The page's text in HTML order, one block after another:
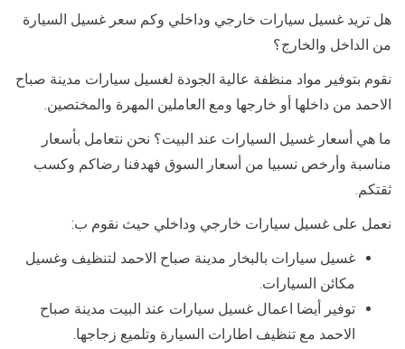
هل تريد غسيل سيارات خارجي وداخلي وكم سعر غسيل السيارة
من الداخل والخارج؟
نقوم بتوفير مواد منظفة عالية الجودة لغسيل سيارات مدينة صباح
الاحمد من داخلها أو خارجها ومع العاملين المهرة والمختصين.
ما هي أسعار غسيل السيارات عند البيت؟ نحن نتعامل بأسعار
مناسبة وأرخص نسبيا من أسعار السوق فهدفنا رضاكم وكسب
ثقتكم.
نعمل على غسيل سيارات خارجي وداخلي حيث نقوم ب:
غسيل سيارات بالبخار مدينة صباح الاحمد لتنظيف وغسيل
مكائن السيارات.
توفير أيضا اعمال غسيل سيارات عند البيت مدينة صباح
الاحمد مع تنظيف اطارات السيارة وتلميع زجاجها.